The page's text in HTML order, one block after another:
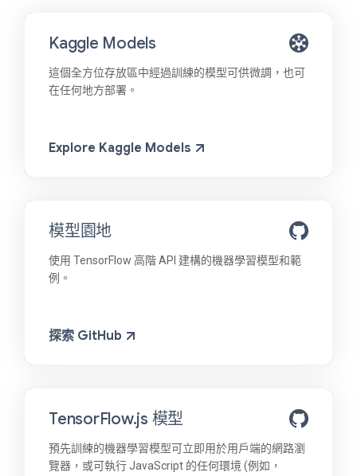
Kaggle Models
這個全方位存放區中經過訓練的模型可供微調，也可
在任何地方部署。
Explore Kaggle Models
模型園地
使用 TensorFlow 高階 API 建構的機器學習模型和範
例。
探索 GitHub
TensorFlow.js 模型
預先訓練的機器學習模型可立即用於用戶端的網路瀏
覽器，或可執行 JavaScript 的任何環境 (例如，